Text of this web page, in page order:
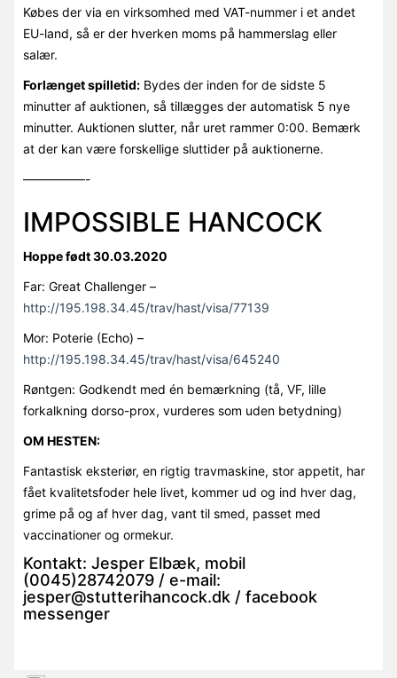
Købes der via en virksomhed med VAT-nummer i et andet
EU-land, så er der hverken moms på hammerslag eller
salær.
Forlænget spilletid:Bydes der inden for de sidste 5
minutter af auktionen, så tillægges der automatisk 5 nye
minutter. Auktionen slutter, når uret rammer 0:00. Bemærk
at der kan være forskellige sluttider på auktionerne.
—————-
IMPOSSIBLE HANCOCK
Hoppe født 30.03.2020
Far: Great Challenger –
http://195.198.34.45/trav/hast/visa/77139
Mor: Poterie (Echo) –
http://195.198.34.45/trav/hast/visa/645240
Røntgen: Godkendt med én bemærkning (tå, VF, lille
forkalkning dorso-prox, vurderes som uden betydning)
OM HESTEN:
Fantastisk eksteriør, en rigtig travmaskine, stor appetit, har
fået kvalitetsfoder hele livet, kommer ud og ind hver dag,
grime på og af hver dag, vant til smed, passet med
vaccinationer og ormekur.
Kontakt: Jesper Elbæk, mobil
(0045)28742079 / e-mail:
jesper@stutterihancock.dk / facebook
messenger